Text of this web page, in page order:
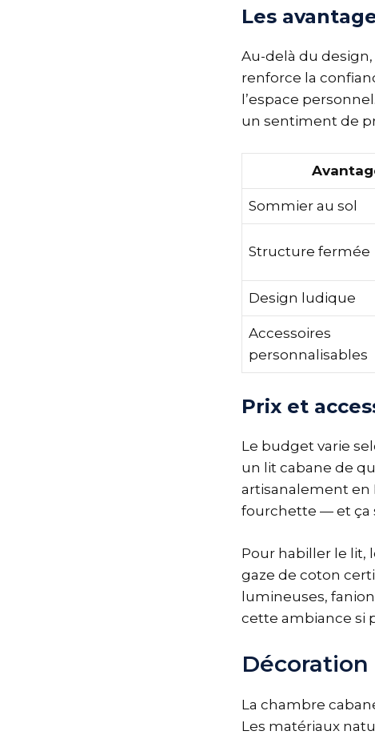
Les
Au-delà du design,
renforce la
l’espace
un sentiment de
Sommier au sol
Structure fermée
Design ludique
Accessoires
personnalisables
Prix et
Le budget varie
un lit cabane de
artisanalement en
fourchette — et ça
Pour habiller le lit,
gaze de coton
lumineuses,
cette ambiance si
Décoration
La chambre
Les matériaux